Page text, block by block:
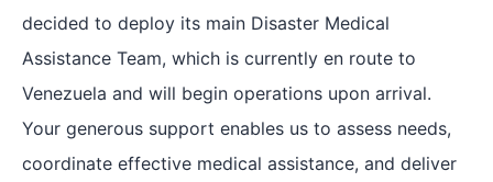
decided to deploy its main Disaster Medical
Assistance Team, which is currently en route to
Venezuela and will begin operations upon arrival.
Your generous support enables us to assess needs,
coordinate effective medical assistance, and deliver